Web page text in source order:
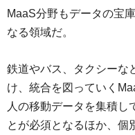
MaaS分野もデータの宝
なる領域だ。
鉄道やバス、タクシーな
け、統合を図っていく
人の移動データを集積し
とが必須となるほか、個